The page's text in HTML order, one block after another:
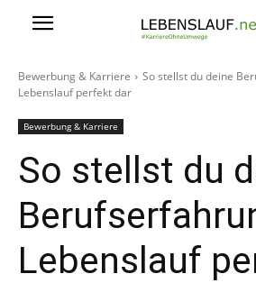
Bewerbung & Karriere
So stellst du deine
Lebenslauf perfekt dar
Bewerbung & Karriere
So stellst du
Lebenslauf